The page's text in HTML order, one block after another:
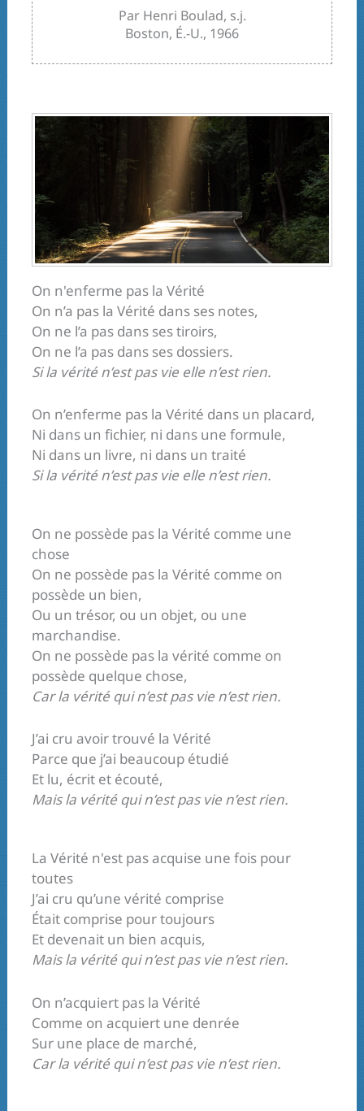
Par Henri Boulad, s.j.
Boston, É.-U., 1966
On n'enferme pas la Vérité
On n’a pas la Vérité dans ses notes,
On ne l’a pas dans ses tiroirs,
On ne l’a pas dans ses dossiers.
Si la vérité n’est pas vie elle n’est rien.
On n’enferme pas la Vérité dans un placard,
Ni dans un fichier, ni dans une formule,
Ni dans un livre, ni dans un traité
Si la vérité n’est pas vie elle n’est rien.
On ne possède pas la Vérité comme une
chose
On ne possède pas la Vérité comme on
possède un bien,
Ou un trésor, ou un objet, ou une
marchandise.
On ne possède pas la vérité comme on
possède quelque chose,
Car la vérité qui n’est pas vie n’est rien.
J’ai cru avoir trouvé la Vérité
Parce que j’ai beaucoup étudié
Et lu, écrit et écouté,
Mais la vérité qui n’est pas vie n’est rien.
La Vérité n'est pas acquise une fois pour
toutes
J’ai cru qu’une vérité comprise
Était comprise pour toujours
Et devenait un bien acquis,
Mais la vérité qui n’est pas vie n’est rien.
On n’acquiert pas la Vérité
Comme on acquiert une denrée
Sur une place de marché,
Car la vérité qui n’est pas vie n’est rien.